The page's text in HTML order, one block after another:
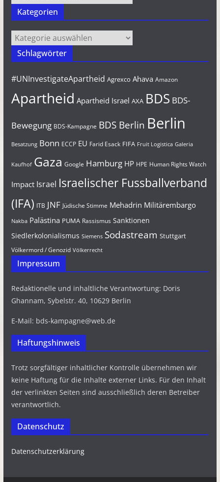
Kategorien
Kategorien
Schlagwörter
#UNInvestigateApartheid Agrexco Ahava Amazon
Apartheid Apartheid Israel AXA BDS BDS-
Bewegung BDS-Kampagne BDS Berlin Berlin
Besatzung Bonn ECCP EU Farid Esack FIFA Fruit Logistica Galeria
Kaufhof Gaza Google Hamburg HP HPE Human Rights Watch
Impact Israel Israelischer Fussballverband
(IFA) ITB JNF Jüdische Stimme Mehadrin Militärembargo
Nakba Palästina PUMA Rassismus Sanktionen
Siedlerkolonialismus Siemens Sodastream Stuttgart
Völkermord / Genozid Völkerrecht
Impressum
Redaktionelle und inhaltliche Verantwortung: Doris
Ghannam, Sybelstr. 40, 10629 Berlin
E-Mail: bds-kampagne@web.de
Haftungshinweis
Trotz sorgfältiger inhaltlicher Kontrolle übernehmen wir
keine Haftung für die Inhalte externer Links. Für den Inhalt
der verlinkten Seiten sind ausschließlich deren Betreiber
verantwortlich.
Datenschutz
Datenschutzerklärung